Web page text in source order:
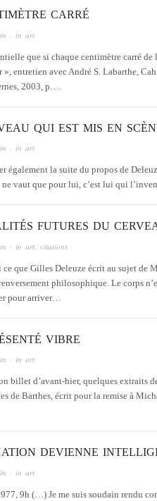
CARRÉ
· in art
que si chaque centimètre carré
entretien avec André S. Labarthe,
2003, p….
QUI EST MIS EN
· in art
également la suite du propos de
vaut que pour lui, c’est lui qui
FUTURES DU
· in art citations
ce que Gilles Deleuze écrit au sujet
philosophique. Le corps
pour arriver…
VIBRE
· in art
billet d’avant-hier, quelques
de Barthes, écrit pour la remise à
DEVIENNE
· in art
9h (…) Je me suis soudain rendu